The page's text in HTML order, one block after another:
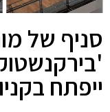
סניף של
ייפתח